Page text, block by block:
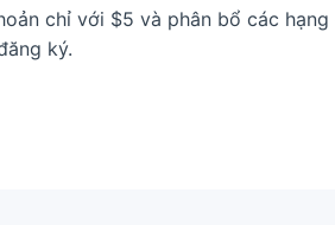
chỉ với $5 và phân bổ các
ký.